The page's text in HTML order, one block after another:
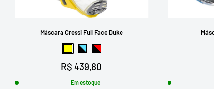
Máscara Cressi Full Face Duke
AmareloPreto-AzulPreto-Vermelho
Preço
R$ 439,80
Em estoque